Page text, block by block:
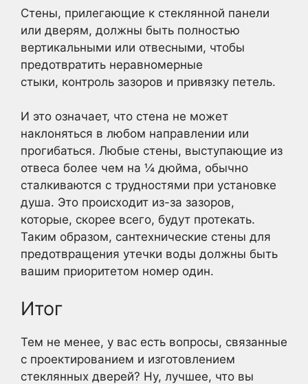
Стены, прилегающие к стеклянной панели
или дверям, должны быть полностью
вертикальными или отвесными, чтобы
предотвратить неравномерные
стыки, контроль зазоров и привязку петель.
И это означает, что стена не может
наклоняться в любом направлении или
прогибаться. Любые стены, выступающие из
отвеса более чем на ¼ дюйма, обычно
сталкиваются с трудностями при установке
душа. Это происходит из-за зазоров,
которые, скорее всего, будут протекать.
Таким образом, сантехнические стены для
предотвращения утечки воды должны быть
вашим приоритетом номер один.
Итог
Тем не менее, у вас есть вопросы, связанные
с проектированием и изготовлением
стеклянных дверей? Ну, лучшее, что вы